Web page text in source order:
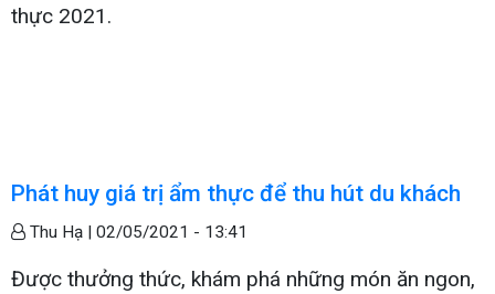
thực 2021.
Phát huy giá trị ẩm thực để thu hút du khách
Thu Hạ | 02/05/2021 - 13:41
Được thưởng thức, khám phá những món ăn ngon,